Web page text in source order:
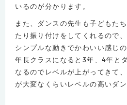
いるのが分かります。
また、ダンスの先生も子どもた
たり振り付けをしてくれるので
シンプルな動きでかわいい感じ
年長クラスになると3年、4年と
なるのでレベルが上がってきて
が大変なくらいレベルの高いダン